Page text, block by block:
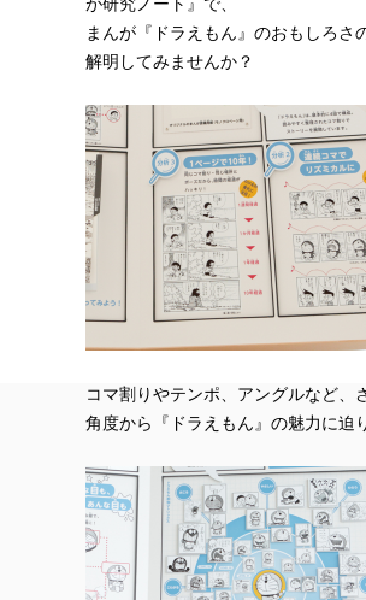
まんが『ドラえもん』のおもしろさ
解明してみませんか？
コマ割りやテンポ、アングルなど、
角度から『ドラえもん』の魅力に迫